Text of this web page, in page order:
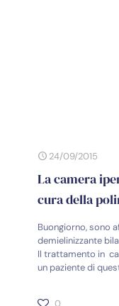
24/09/2015
La camera
cura della
Buongiorno, sono
demielinizzante
Il trattamento in
un paziente di
0